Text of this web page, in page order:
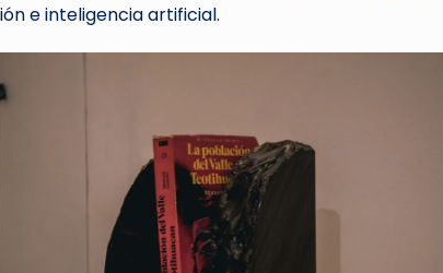
e inteligencia artificial.